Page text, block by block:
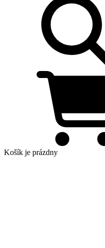
Košík je prázdny